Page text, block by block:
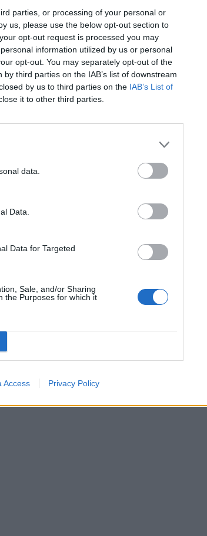
parties, or processing of your personal or
us, please use the below opt-out section to
opt-out request is processed you may
information utilized by us or personal
opt-out. You may separately opt-out of the
third parties on the IAB’s list of downstream
by us to third parties on the IAB’s List of
it to other third parties.
data.
Data.
Data for Targeted
Sale, and/or Sharing
the Purposes for which it
Access Privacy Policy
κύκλο. Αντί
σύλλογο
τους.
και η Χάρις
τους σχέσης με